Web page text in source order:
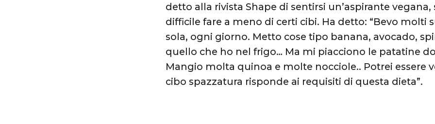
detto alla rivista Shape di sentirsi un’aspirante vegana,
difficile fare a meno di certi cibi. Ha detto: “Bevo molti
sola, ogni giorno. Metto cose tipo banana, avocado,
quello che ho nel frigo… Ma mi piacciono le patatine
Mangio molta quinoa e molte nocciole.. Potrei essere
cibo spazzatura risponde ai requisiti di questa dieta”.